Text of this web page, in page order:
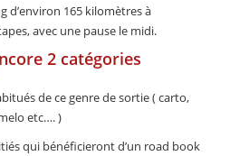
d’environ 165 kilomètres à
avec une pause le midi.
2 catégories
de ce genre de sortie ( carto,
etc…. )
qui bénéficieront d’un road book